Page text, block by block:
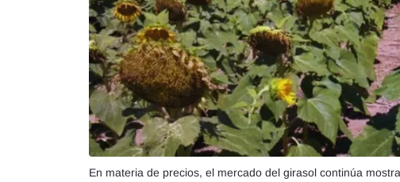
En materia de precios, el mercado del girasol continúa